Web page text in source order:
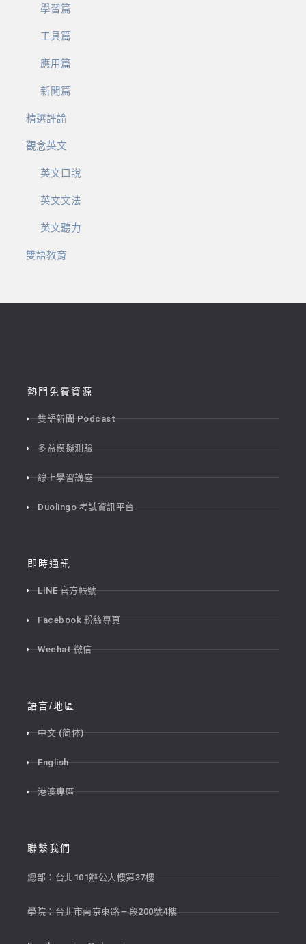
學習篇
工具篇
應用篇
新聞篇
精選評論
觀念英文
英文口說
英文文法
英文聽力
雙語教育
熱門免費資源
雙語新聞 Podcast
多益模擬測驗
線上學習講座
Duolingo 考試資訊平台
即時通訊
LINE 官方帳號
Facebook 粉絲專頁
Wechat 微信
語言/地區
中文 (简体)
English
港澳專區
聯繫我們
總部：台北101辦公大樓第37樓
學院：台北市南京東路三段200號4樓